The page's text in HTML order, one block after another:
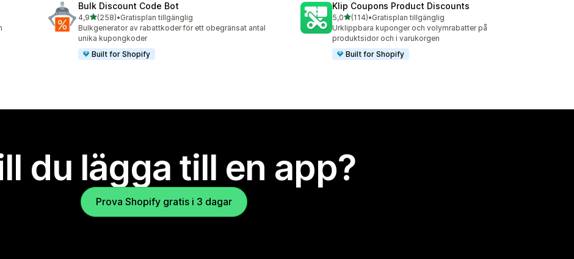
Bulk Discount Code Bot
4,9av 5 stjärnor
(258)
258 recensioner totalt
•Gratisplan tillgänglig
Bulkgenerator av rabattkoder för ett obegränsat antal
unika kupongkoder
Built for Shopify
Klip Coupons Product Discounts
5,0av 5 stjärnor
(114)
114 recensioner totalt
•Gratisplan tillgänglig
Urklippbara kuponger och volymrabatter på
produktsidor och i varukorgen
Built for Shopify
du lägga till en app?
Prova Shopify gratis i 3 dagar